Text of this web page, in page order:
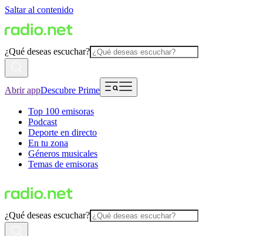
Saltar al contenido
¿Qué deseas escuchar?
Abrir appDescubre Prime
Top 100 emisoras
Podcast
Deporte en directo
En tu zona
Géneros musicales
Temas de emisoras
¿Qué deseas escuchar?